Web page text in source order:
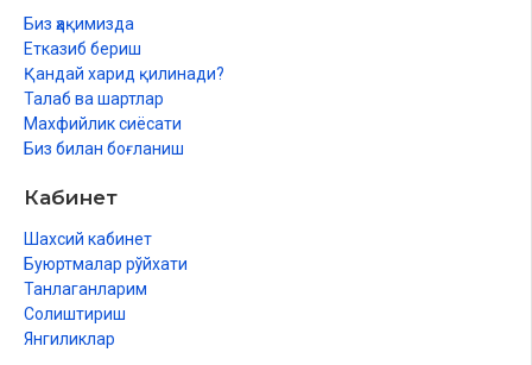
Биз ҳақимизда
Етказиб бериш
Қандай харид қилинади?
Талаб ва шартлар
Махфийлик сиёсати
Биз билан боғланиш
Кабинет
Шахсий кабинет
Буюртмалар рўйхати
Танлаганларим
Солиштириш
Янгиликлар